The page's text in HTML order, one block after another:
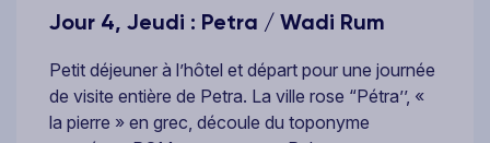
Jour 4, Jeudi : Petra / Wadi Rum
Petit déjeuner à l’hôtel et départ pour une journée
de visite entière de Petra. La ville rose “Pétra’’, «
la pierre » en grec, découle du toponyme